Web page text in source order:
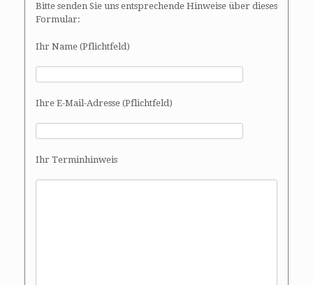
Bitte senden Sie uns entsprechende Hinweise über dieses
Formular:
Ihr Name (Pflichtfeld)
Ihre E-Mail-Adresse (Pflichtfeld)
Ihr Terminhinweis